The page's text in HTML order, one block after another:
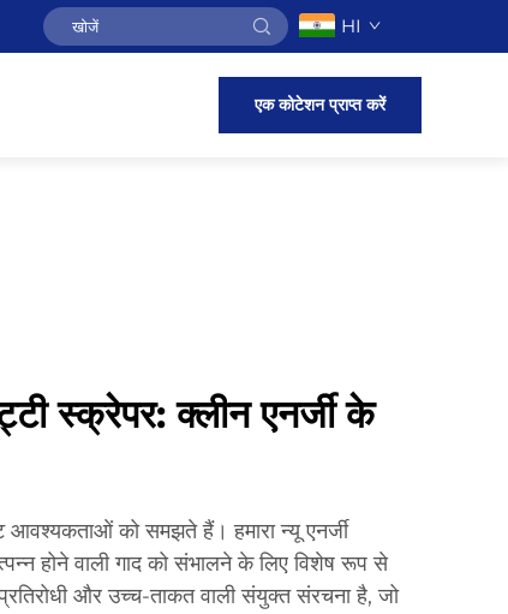
HI
एक कोटेशन प्राप्त करें
स्क्रेपर: क्लीन एनर्जी के
आवश्यकताओं को समझते हैं। हमारा न्यू एनर्जी
होने वाली गाद को संभालने के लिए विशेष रूप से
और उच्च-ताकत वाली संयुक्त संरचना है, जो